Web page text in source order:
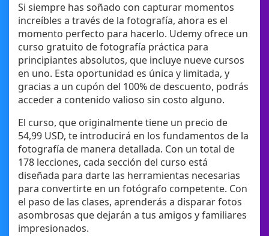
Si siempre has soñado con capturar momentos
increíbles a través de la fotografía, ahora es el
momento perfecto para hacerlo. Udemy ofrece un
curso gratuito de fotografía práctica para
principiantes absolutos, que incluye nueve cursos
en uno. Esta oportunidad es única y limitada, y
gracias a un cupón del 100% de descuento, podrás
acceder a contenido valioso sin costo alguno.
El curso, que originalmente tiene un precio de
54,99 USD, te introducirá en los fundamentos de la
fotografía de manera detallada. Con un total de
178 lecciones, cada sección del curso está
diseñada para darte las herramientas necesarias
para convertirte en un fotógrafo competente. Con
el paso de las clases, aprenderás a disparar fotos
asombrosas que dejarán a tus amigos y familiares
impresionados.